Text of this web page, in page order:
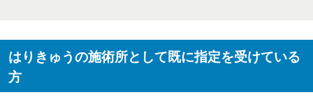
はりきゅうの施術所として既に指定を受けている
方